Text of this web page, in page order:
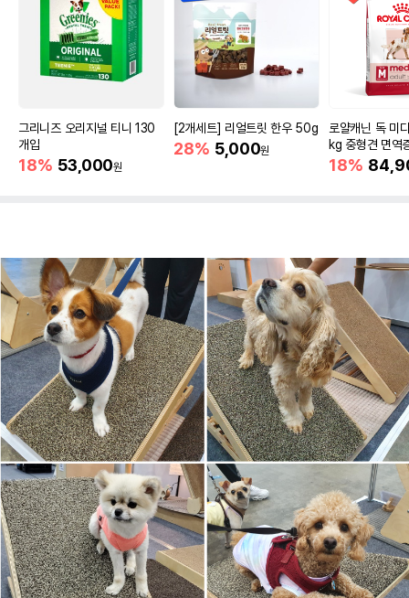
그리니즈 오리지널 티니 130
개입
18% 53,000원
[2개세트] 리얼트릿 한우 50g
28% 5,000원
로얄캐닌 독 미
kg 중형견 면역
18%